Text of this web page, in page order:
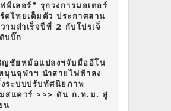
ฟ์เลอร์” รุกวงการมอเตอร์
ตไทยเต็มตัว ประกาศสาน
ามสำเร็จปีที่ 2 กับโปรเจ็
บบิ๊ก
ญชัยหม้อแปลงฯจับมืออีโน
นุนจุฬาฯ นำสายไฟฟ้าลง
ระบบปรับทัศนียภาพ
สแควร์ >>> ดัน ก.ท.ม. สู่
น